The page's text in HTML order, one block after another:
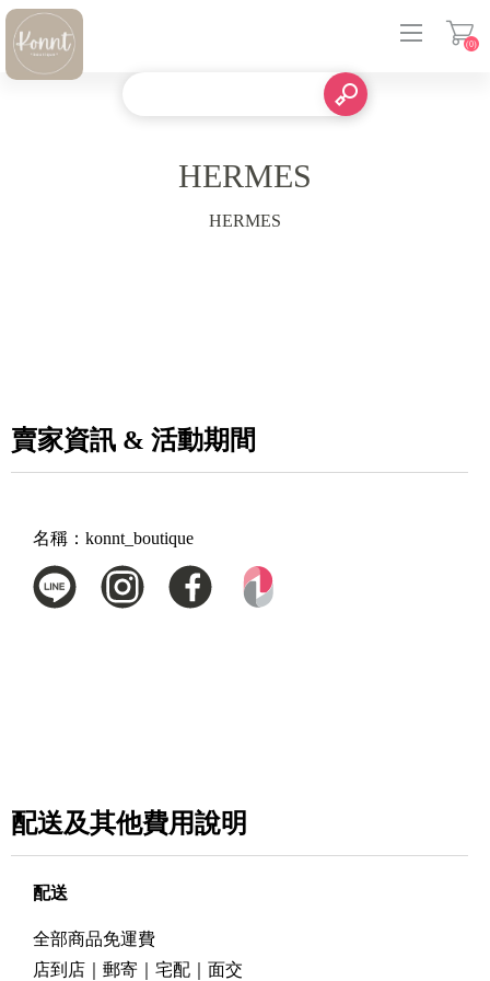
(0)
HERMES
HERMES
賣家資訊 & 活動期間
名稱： konnt_boutique
配送及其他費用說明
配送
全部商品免運費
店到店｜郵寄｜宅配｜面交